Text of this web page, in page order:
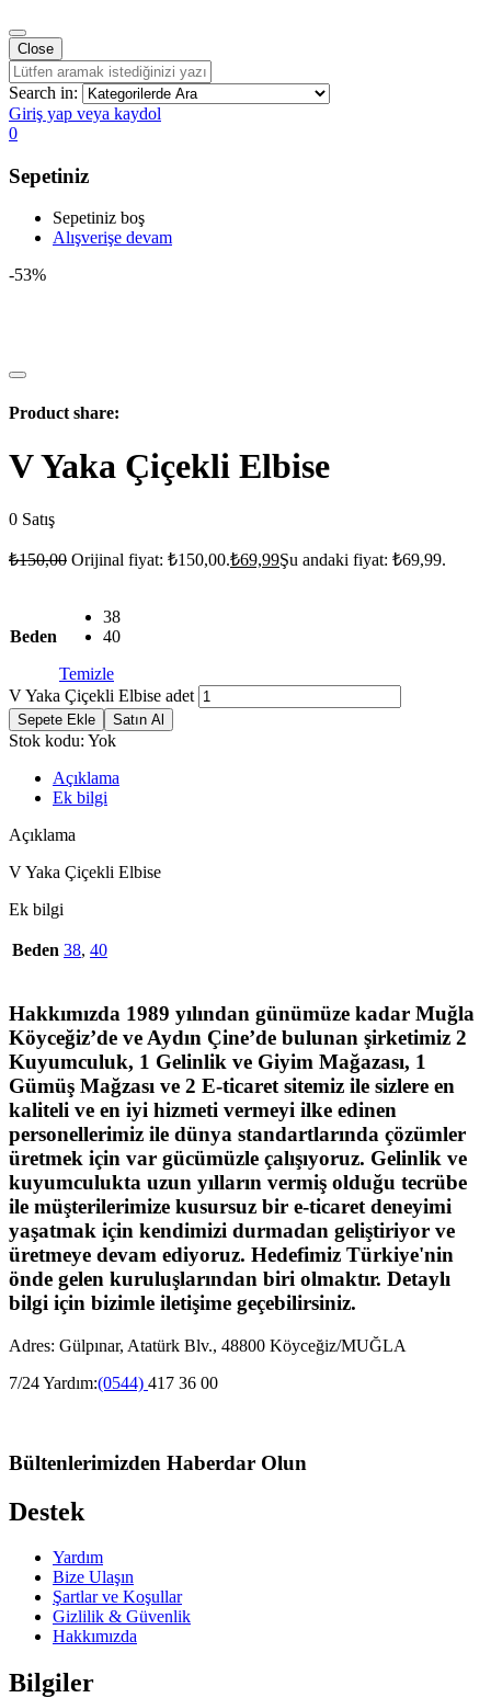
Close
Search in:
Giriş yap veya kaydol
0
Sepetiniz
Sepetiniz boş
Alışverişe devam
-53%
Product share:
V Yaka Çiçekli Elbise
0 Satış
₺150,00 Orijinal fiyat: ₺150,00.₺69,99Şu andaki fiyat: ₺69,99.
Beden
38
40
Temizle
V Yaka Çiçekli Elbise adet
Sepete Ekle Satın Al
Stok kodu: Yok
Açıklama
Ek bilgi
Açıklama
V Yaka Çiçekli Elbise
Ek bilgi
Beden 38, 40
Hakkımızda 1989 yılından günümüze kadar Muğla
Köyceğiz’de ve Aydın Çine’de bulunan şirketimiz 2
Kuyumculuk, 1 Gelinlik ve Giyim Mağazası, 1
Gümüş Mağzası ve 2 E-ticaret sitemiz ile sizlere en
kaliteli ve en iyi hizmeti vermeyi ilke edinen
personellerimiz ile dünya standartlarında çözümler
üretmek için var gücümüzle çalışıyoruz. Gelinlik ve
kuyumculukta uzun yılların vermiş olduğu tecrübe
ile müşterilerimize kusursuz bir e-ticaret deneyimi
yaşatmak için kendimizi durmadan geliştiriyor ve
üretmeye devam ediyoruz. Hedefimiz Türkiye'nin
önde gelen kuruluşlarından biri olmaktır. Detaylı
bilgi için bizimle iletişime geçebilirsiniz.
Adres: Gülpınar, Atatürk Blv., 48800 Köyceğiz/MUĞLA
7/24 Yardım:(0544) 417 36 00
Bültenlerimizden Haberdar Olun
Destek
Yardım
Bize Ulaşın
Şartlar ve Koşullar
Gizlilik & Güvenlik
Hakkımızda
Bilgiler